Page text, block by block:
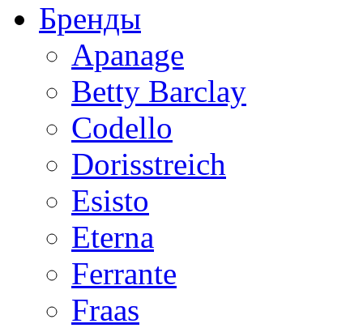
Бренды
Apanage
Betty Barclay
Codello
Dorisstreich
Esisto
Eterna
Ferrante
Fraas